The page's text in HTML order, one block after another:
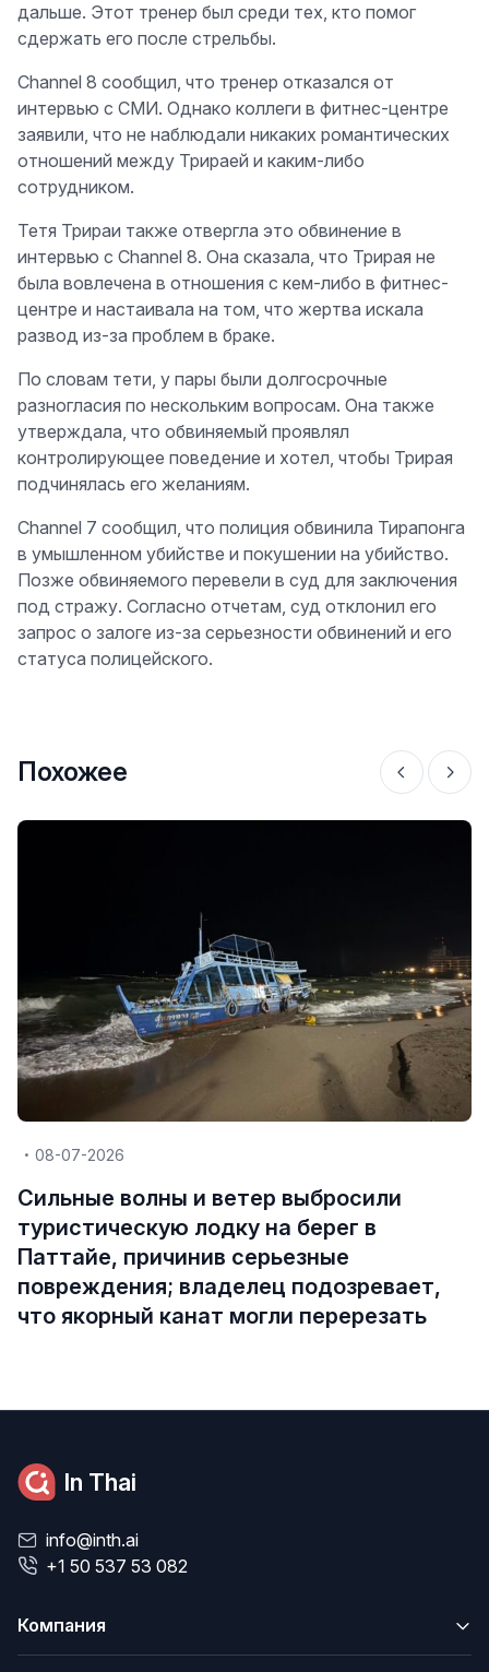
дальше. Этот тренер был среди тех, кто помог
сдержать его после стрельбы.
Channel 8 сообщил, что тренер отказался от
интервью с СМИ. Однако коллеги в фитнес-центре
заявили, что не наблюдали никаких романтических
отношений между Трирaей и каким-либо
сотрудником.
Тетя Трирaи также отвергла это обвинение в
интервью с Channel 8. Она сказала, что Трирaя не
была вовлечена в отношения с кем-либо в фитнес-
центре и настаивала на том, что жертва искала
развод из-за проблем в браке.
По словам тети, у пары были долгосрочные
разногласия по нескольким вопросам. Она также
утверждала, что обвиняемый проявлял
контролирующее поведение и хотел, чтобы Трирaя
подчинялась его желаниям.
Channel 7 сообщил, что полиция обвинила Тирaпонга
в умышленном убийстве и покушении на убийство.
Позже обвиняемого перевели в суд для заключения
под стражу. Согласно отчетам, суд отклонил его
запрос о залоге из-за серьезности обвинений и его
статуса полицейского.
Похожее
08-07-2026
Сильные волны и ветер выбросили
туристическую лодку на берег в
Паттайе, причинив серьезные
повреждения; владелец подозревает,
что якорный канат могли перерезать
In Thai
info@inth.ai
+1 50 537 53 082
Компания